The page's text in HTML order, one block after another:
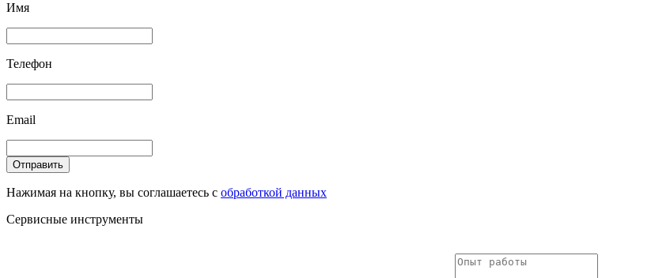
Имя
Телефон
Email
Отправить
Нажимая на кнопку, вы соглашаетесь с обработкой данных
Сервисные инструменты